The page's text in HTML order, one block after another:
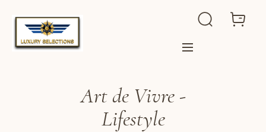
Art de Vivre -
Lifestyle